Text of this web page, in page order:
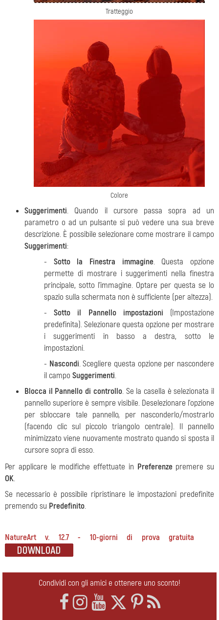
Tratteggio
Colore
Suggerimenti. Quando il cursore passa sopra ad un
parametro o ad un pulsante si può vedere una sua breve
descrizione. È possibile selezionare come mostrare il campo
Suggerimenti:
- Sotto la Finestra immagine. Questa opzione
permette di mostrare i suggerimenti nella finestra
principale, sotto l'immagine. Optare per questa se lo
spazio sulla schermata non è sufficiente (per altezza).
-Sotto il Pannello impostazioni (Impostazione
predefinita). Selezionare questa opzione per mostrare
i suggerimenti in basso a destra, sotto le
impostazioni.
- Nascondi. Scegliere questa opzione per nascondere
il campo Suggerimenti.
Blocca il Pannello di controllo. Se la casella è selezionata il
pannello superiore è sempre visibile. Deselezionare l'opzione
per sbloccare tale pannello, per nasconderlo/mostrarlo
(facendo clic sul piccolo triangolo centrale). Il pannello
minimizzato viene nuovamente mostrato quando si sposta il
cursore sopra di esso.
Per applicare le modifiche effettuate in Preferenzepremere su
OK.
Se necessario è possibile ripristinare le impostazioni predefinite
premendo su Predefinito.
NatureArt v. 12.7 - 10-giorni di prova gratuita
Condividi con gli amici e ottenere uno sconto!